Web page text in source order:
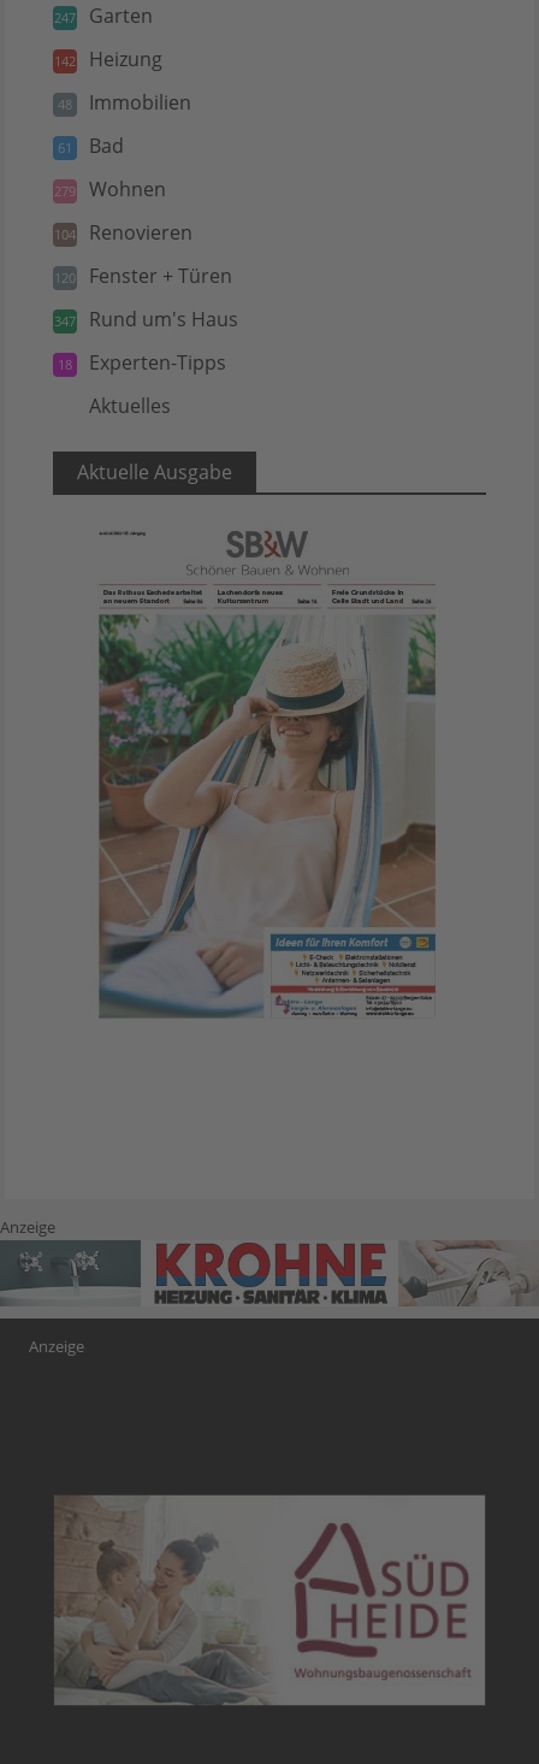
247 Garten
142 Heizung
48 Immobilien
61 Bad
279 Wohnen
104 Renovieren
120 Fenster + Türen
347 Rund um's Haus
18 Experten-Tipps
Aktuelles
Aktuelle Ausgabe
Anzeige
Anzeige